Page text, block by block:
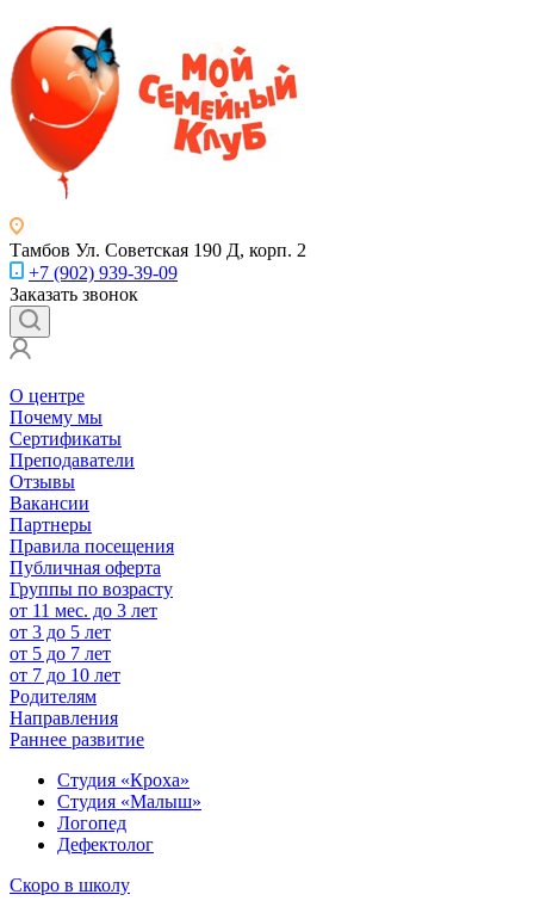
Тамбов Ул. Советская 190 Д, корп. 2
+7 (902) 939-39-09
Заказать звонок
О центре
Почему мы
Сертификаты
Преподаватели
Отзывы
Вакансии
Партнеры
Правила посещения
Публичная оферта
Группы по возрасту
от 11 мес. до 3 лет
от 3 до 5 лет
от 5 до 7 лет
от 7 до 10 лет
Родителям
Направления
Раннее развитие
Студия «Кроха»
Студия «Малыш»
Логопед
Дефектолог
Скоро в школу